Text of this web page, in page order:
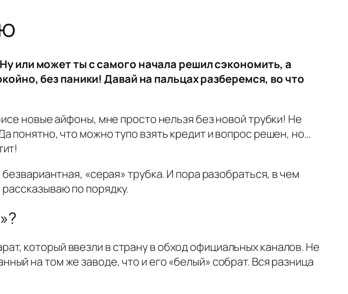
или может ты с самого начала решил сэкономить, а
без паники! Давай на пальцах разберемся, во что
новые айфоны, мне просто нельзя без новой трубки! Не
понятно, что можно тупо взять кредит и вопрос решен, но…
«серая» трубка. И пора разобраться, в чем
по порядку.
который ввезли в страну в обход официальных каналов. Не
на том же заводе, что и его «белый» собрат. Вся разница